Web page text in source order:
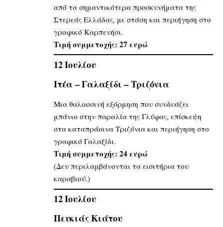
από τα σημαντικότερα προσκυνήματα της
Στερεάς Ελλάδας, με στάση και περιήγηση στο
γραφικό Καρπενήσι.
Τιμή συμμετοχής: 27 ευρώ
12 Ιουλίου
Ιτέα – Γαλαξίδι – Τριζόνια
Μια θαλασσινή εξόρμηση που συνδυάζει
μπάνιο στην παραλία της Γλύφας, επίσκεψη
στα καταπράσινα Τριζόνια και περιήγηση στο
γραφικό Γαλαξίδι.
Τιμή συμμετοχής: 24 ευρώ
(Δεν περιλαμβάνονται τα εισιτήρια του
καραβιού.)
12 Ιουλίου
Πευκιάς Κιάτου